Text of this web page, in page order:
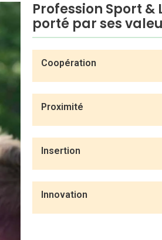
Profession Sport
porté par ses
Coopération​
Proximité
Insertion​
Innovation​